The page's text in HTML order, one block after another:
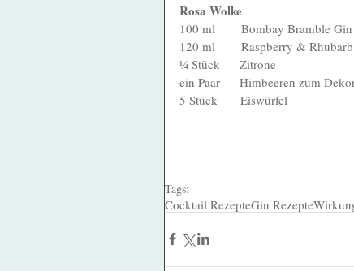
Rosa Wolke
100 ml        Bombay Bramble
120 ml        Raspberry &
¼ Stück      Zitrone
ein Paar      Himbeeren zum
5 Stück       Eiswürfel
Tags:
Cocktail RezepteGin Rezepte